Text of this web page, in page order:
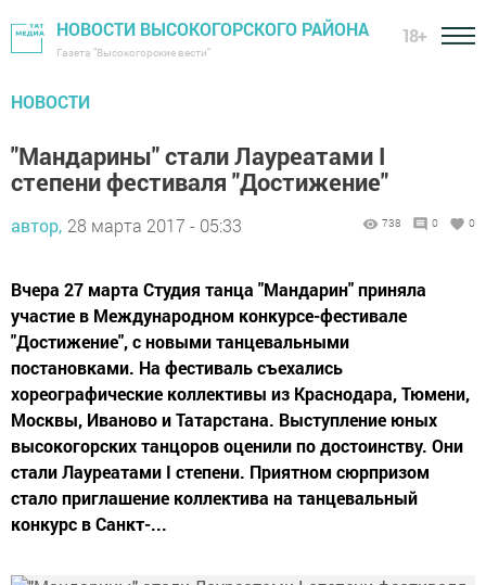
НОВОСТИ ВЫСОКОГОРСКОГО РАЙОНА
Газета "Высокогорские вести"
18+
НОВОСТИ
"Мандарины" стали Лауреатами I
степени фестиваля "Достижение"
автор, 28 марта 2017 - 05:33 738 0 0
Вчера 27 марта Студия танца "Мандарин" приняла
участие в Международном конкурсе-фестивале
"Достижение", с новыми танцевальными
постановками. На фестиваль съехались
хореографические коллективы из Краснодара, Тюмени,
Москвы, Иваново и Татарстана. Выступление юных
высокогорских танцоров оценили по достоинству. Они
стали Лауреатами I степени. Приятном сюрпризом
стало приглашение коллектива на танцевальный
конкурс в Санкт-...